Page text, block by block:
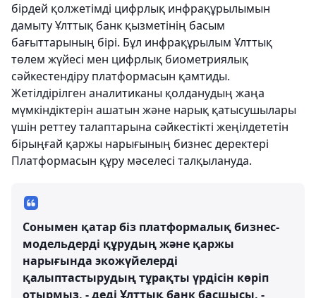
бірдей қолжетімді цифрлық инфрақұрылымын
дамыту Ұлттық банк қызметінің басым
бағыттарының бірі. Бұл инфрақұрылым Ұлттық
төлем жүйесі мен цифрлық биометриялық
сәйкестендіру платформасын қамтиды.
Жетілдірілген аналитиканы қолданудың жаңа
мүмкіндіктерін ашатын және нарық қатысушылары
үшін реттеу талаптарына сәйкестікті жеңілдететін
бірыңғай қаржы нарығының бизнес деректері
Платформасын құру мәселесі талқылануда.
Сонымен қатар біз платформалық бизнес-
модельдерді құрудың және қаржы
нарығында экожүйелерді
қалыптастырудың тұрақты үрдісін көріп
отырмыз, - деді Ұлттық банк басшысы, -